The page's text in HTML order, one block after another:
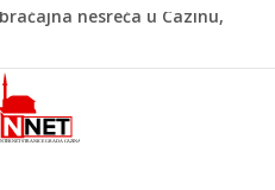
nesreća u Cazinu,
Krivaji kod Zavidovića
LJUBIJANKIĆ (Hasan)